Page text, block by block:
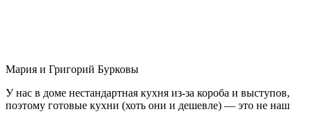
Мария и Григорий Бурковы
У нас в доме нестандартная кухня из-за короба и выступов,
поэтому готовые кухни (хоть они и дешевле) — это не наш